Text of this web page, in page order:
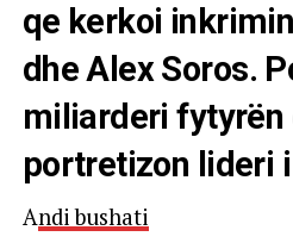
qe kerkoi
dhe Alex Soros.
miliarderi fytyrën
portretizon lideri
Andi bushati